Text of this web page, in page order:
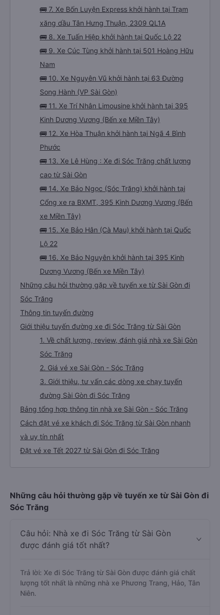
🚌 7. Xe Bốn Luyện Express khởi hành tại Trạm
xăng dầu Tân Hưng Thuận, 2309 QL1A
🚌 8. Xe Tuấn Hiệp khởi hành tại Quốc Lộ 22
🚌 9. Xe Cúc Tùng khởi hành tại 501 Hoàng Hữu
Nam
🚌 10. Xe Nguyên Vũ khởi hành tại 63 Đường
Song Hành (VP Sài Gòn)
🚌 11. Xe Trí Nhân Limousine khởi hành tại 395
Kinh Dương Vương (Bến xe Miền Tây)
🚌 12. Xe Hòa Thuận khởi hành tại Ngã 4 Bình
Phước
🚌 13. Xe Lê Hùng : Xe đi Sóc Trăng chất lượng
cao từ Sài Gòn
🚌 14. Xe Bảo Ngọc (Sóc Trăng) khởi hành tại
Cổng xe ra BXMT, 395 Kinh Dương Vương (Bến
xe Miền Tây)
🚌 15. Xe Bảo Hân (Cà Mau) khởi hành tại Quốc
Lộ 22
🚌 16. Xe Bảo Nguyên khởi hành tại 395 Kinh
Dương Vương (Bến xe Miền Tây)
Những câu hỏi thường gặp về tuyến xe từ Sài Gòn đi
Sóc Trăng
Thông tin tuyến đường
Giới thiệu tuyến đường xe đi Sóc Trăng từ Sài Gòn
1. Về chất lượng, review, đánh giá nhà xe Sài Gòn
Sóc Trăng
2. Giá vé xe Sài Gòn - Sóc Trăng
3. Giới thiệu, tư vấn các dòng xe chạy tuyến
đường Sài Gòn đi Sóc Trăng
Bảng tổng hợp thông tin nhà xe Sài Gòn - Sóc Trăng
Cách đặt vé xe khách đi Sóc Trăng từ Sài Gòn nhanh
và uy tín nhất
Đặt vé xe Tết 2027 từ Sài Gòn đi Sóc Trăng
Những câu hỏi thường gặp về tuyến xe từ Sài Gòn đi
Sóc Trăng
Câu hỏi: Nhà xe đi Sóc Trăng từ Sài Gòn
được đánh giá tốt nhất?
Trả lời: Xe đi Sóc Trăng từ Sài Gòn được đánh giá chất
lượng tốt nhất là những nhà xe Phương Trang, Hảo, Tân
Niên.